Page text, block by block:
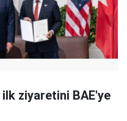
ziyaretini BAE'ye